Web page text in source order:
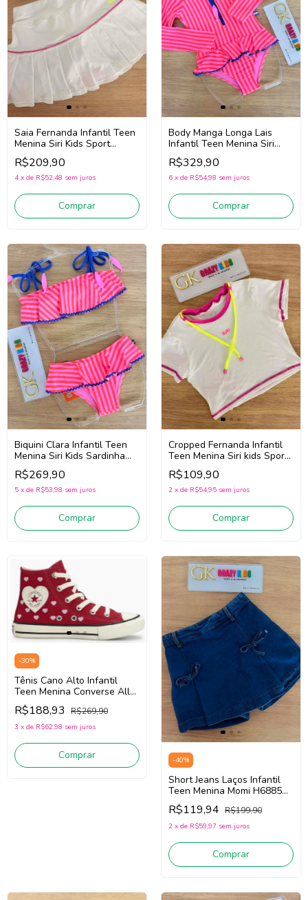
Saia Fernanda Infantil Teen
Menina Siri Kids Sport
Badminton 44718 (Branco)
R$209,90
4 x de R$52,48 sem juros
Comprar
Body Manga Longa Lais
Infantil Teen Menina Siri
Kids Sardinha 43298
(Rosa/Vermelho/Azul)
R$329,90
6 x de R$54,98 sem juros
Comprar
Biquini Clara Infantil Teen
Menina Siri Kids Sardinha
43060
(Rosa/Vermelho/Azul)
R$269,90
5 x de R$53,98 sem juros
Comprar
Cropped Fernanda Infantil
Teen Menina Siri kids Sport
44788 Badminton (Branco)
R$109,90
2 x de R$54,95 sem juros
Comprar
-30%
Tênis Cano Alto Infantil
Teen Menina Converse All
Star CK1456/CK1454
(Vermelho) Tecido
R$188,93 R$269,90
3 x de R$62,98 sem juros
Comprar -40%
Short Jeans Laços Infantil
Teen Menina Momi H6885
(Jeans Médio)
R$119,94 R$199,90
2 x de R$59,97 sem juros
Comprar